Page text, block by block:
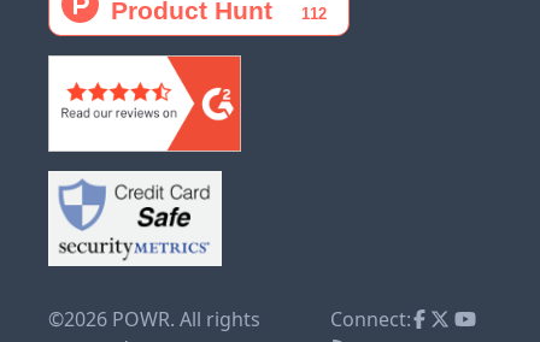
©2026 POWR. All rights
Connect: